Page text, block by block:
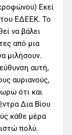
Εκεί
ΕΔΕΕΚ. Το
να βάλει
από μια
μιλήσουν.
αυτή,
αυριανούς,
ότι και
Δια Βίου
κάθε μέρα
πολύ.